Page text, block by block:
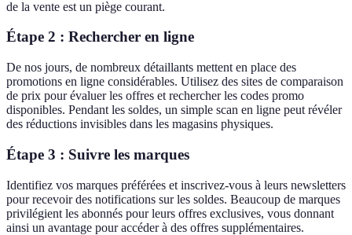
de la vente est un piège courant.
Étape 2 : Rechercher en ligne
De nos jours, de nombreux détaillants mettent en place des
promotions en ligne considérables. Utilisez des sites de comparaison
de prix pour évaluer les offres et rechercher les codes promo
disponibles. Pendant les soldes, un simple scan en ligne peut révéler
des réductions invisibles dans les magasins physiques.
Étape 3 : Suivre les marques
Identifiez vos marques préférées et inscrivez-vous à leurs newsletters
pour recevoir des notifications sur les soldes. Beaucoup de marques
privilégient les abonnés pour leurs offres exclusives, vous donnant
ainsi un avantage pour accéder à des offres supplémentaires.